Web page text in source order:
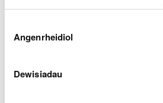
Byddwn yn defnyddio cwci i gadw
Gellirdarllen mwy am ein cwcis
Caniatâd
Angenrheidiol
Dewisiadau